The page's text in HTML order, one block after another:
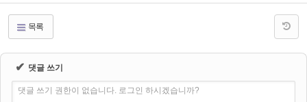
목록
✔ 댓글 쓰기
댓글 쓰기 권한이 없습니다. 로그인 하시겠습니까?